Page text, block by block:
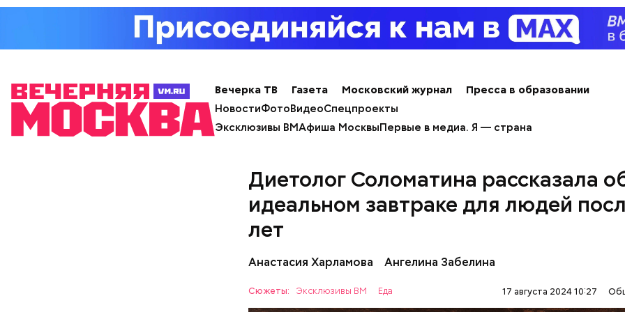
Вечерка ТВ Газета Московский журнал
Пресса в образовании
НовостиФотоВидеоСпецпроекты
Эксклюзивы ВМАфиша МосквыПервые в медиа. Я — страна
Диетолог Соломатина рассказала
идеальном завтраке для людей
лет
Анастасия Харламова Ангелина Забелина
Сюжеты: Эксклюзивы ВМ Еда 17 августа 2024 10:27
— Наиболее распространенные борщ, щи, котлеты, салаты,
творогом и сыром, пироги, омлет, запеканка. Щавеля там
исключает вероятность возникновения дефицитов
заверил специалист.